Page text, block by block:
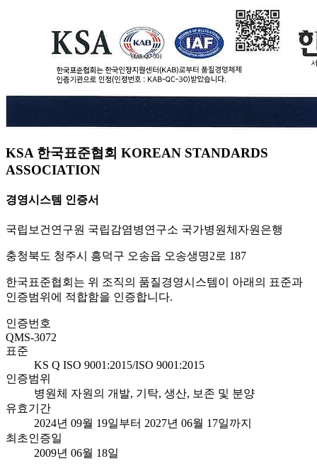
KSA 한국표준협회 KOREAN STANDARDS
ASSOCIATION
경영시스템 인증서
국립보건연구원 국립감염병연구소 국가병원체자원은행
충청북도 청주시 흥덕구 오송읍 오송생명2로 187
한국표준협회는 위 조직의 품질경영시스템이 아래의 표준과
인증범위에 적합함을 인증합니다.
인증번호
QMS-3072
표준
KS Q ISO 9001:2015/ISO 9001:2015
인증범위
병원체 자원의 개발, 기탁, 생산, 보존 및 분양
유효기간
2024년 09월 19일부터 2027년 06월 17일까지
최초인증일
2009년 06월 18일